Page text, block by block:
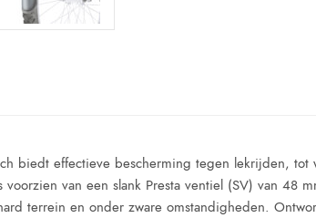
biedt effectieve bescherming tegen lekrijden,
van een slank Presta ventiel (SV) van 48
terrein en onder zware omstandigheden.